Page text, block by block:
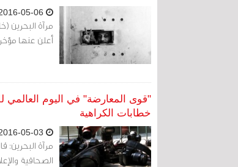
مرآة البحرين
أعلن عنها
"قوى المعارضة" في اليوم
خطابات الكراهية
مرآة البحرين:
الصحافية